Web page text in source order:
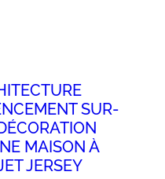
SUR-
MAISON À
JERSEY